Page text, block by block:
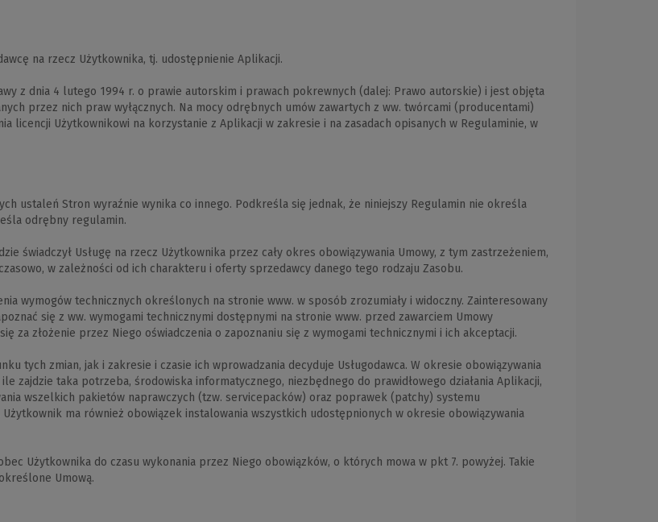
na rzecz Użytkownika, tj. udostępnienie Aplikacji.
z dnia 4 lutego 1994 r. o prawie autorskim i prawach pokrewnych (dalej: Prawo autorskie) i jest objęta
przez nich praw wyłącznych. Na mocy odrębnych umów zawartych z ww. twórcami (producentami)
licencji Użytkownikowi na korzystanie z Aplikacji w zakresie i na zasadach opisanych w Regulaminie, w
ustaleń Stron wyraźnie wynika co innego. Podkreśla się jednak, że niniejszy Regulamin nie określa
odrębny regulamin.
świadczył Usługę na rzecz Użytkownika przez cały okres obowiązywania Umowy, z tym zastrzeżeniem,
w zależności od ich charakteru i oferty sprzedawcy danego tego rodzaju Zasobu.
wymogów technicznych określonych na stronie www. w sposób zrozumiały i widoczny. Zainteresowany
się z ww. wymogami technicznymi dostępnymi na stronie www. przed zawarciem Umowy
za złożenie przez Niego oświadczenia o zapoznaniu się z wymogami technicznymi i ich akceptacji.
tych zmian, jak i zakresie i czasie ich wprowadzania decyduje Usługodawca. W okresie obowiązywania
zajdzie taka potrzeba, środowiska informatycznego, niezbędnego do prawidłowego działania Aplikacji,
wszelkich pakietów naprawczych (tzw. servicepacków) oraz poprawek (patchy) systemu
ma również obowiązek instalowania wszystkich udostępnionych w okresie obowiązywania
Użytkownika do czasu wykonania przez Niego obowiązków, o których mowa w pkt 7. powyżej. Takie
Umową.